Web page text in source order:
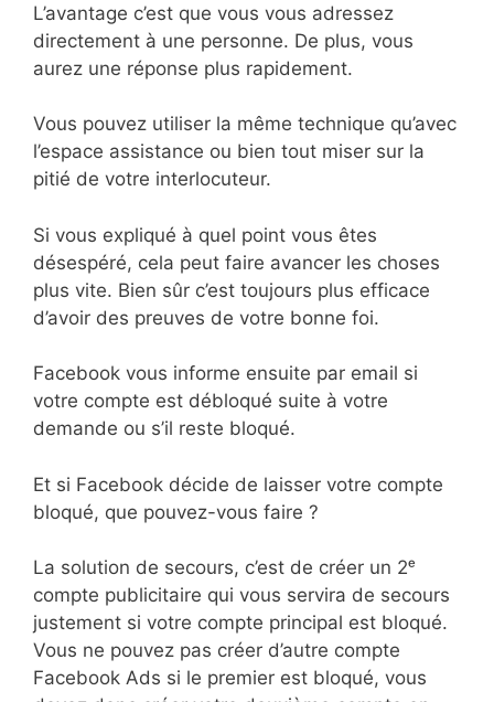
L’avantage c’est que vous vous adressez
directement à une personne. De plus, vous
aurez une réponse plus rapidement.
Vous pouvez utiliser la même technique qu’avec
l’espace assistance ou bien tout miser sur la
pitié de votre interlocuteur.
Si vous expliqué à quel point vous êtes
désespéré, cela peut faire avancer les choses
plus vite. Bien sûr c’est toujours plus efficace
d’avoir des preuves de votre bonne foi.
Facebook vous informe ensuite par email si
votre compte est débloqué suite à votre
demande ou s’il reste bloqué.
Et si Facebook décide de laisser votre compte
bloqué, que pouvez-vous faire ?
La solution de secours, c’est de créer un 2ᵉ
compte publicitaire qui vous servira de secours
justement si votre compte principal est bloqué.
Vous ne pouvez pas créer d’autre compte
Facebook Ads si le premier est bloqué, vous